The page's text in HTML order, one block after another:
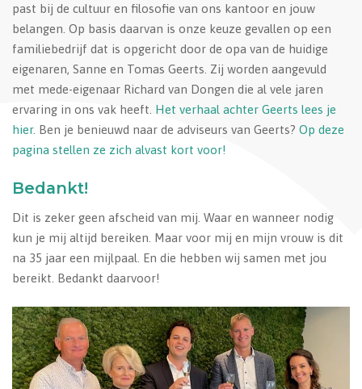
past bij de cultuur en filosofie van ons kantoor en jouw
belangen. Op basis daarvan is onze keuze gevallen op een
familiebedrijf dat is opgericht door de opa van de huidige
eigenaren, Sanne en Tomas Geerts. Zij worden aangevuld
met mede-eigenaar Richard van Dongen die al vele jaren
ervaring in ons vak heeft. Het verhaal achter Geerts lees je
hier. Ben je benieuwd naar de adviseurs van Geerts? Op deze
pagina stellen ze zich alvast kort voor!
Bedankt!
Dit is zeker geen afscheid van mij. Waar en wanneer nodig
kun je mij altijd bereiken. Maar voor mij en mijn vrouw is dit
na 35 jaar een mijlpaal. En die hebben wij samen met jou
bereikt. Bedankt daarvoor!